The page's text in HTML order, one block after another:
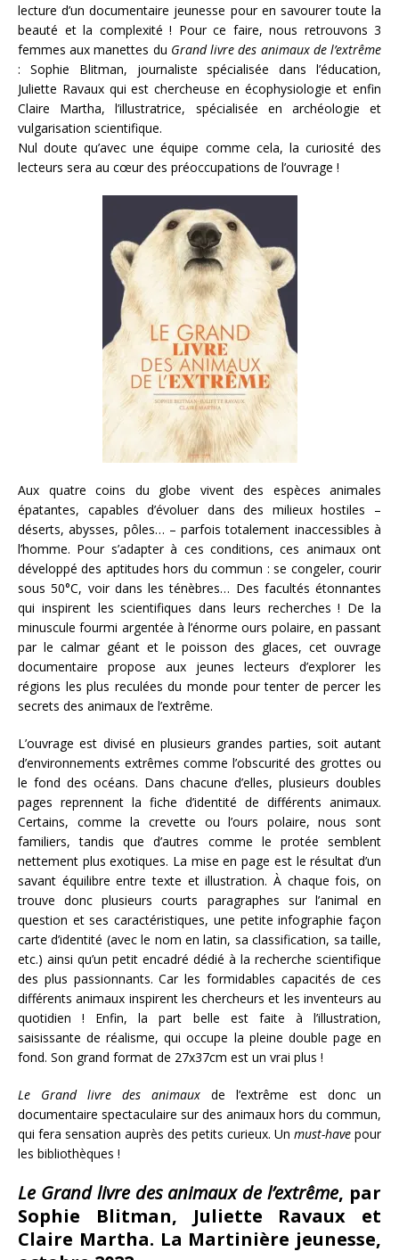
lecture d’un documentaire jeunesse pour en savourer toute la
beauté et la complexité ! Pour ce faire, nous retrouvons 3
femmes aux manettes du Grand livre des animaux de l’extrême
: Sophie Blitman, journaliste spécialisée dans l’éducation,
Juliette Ravaux qui est chercheuse en écophysiologie et enfin
Claire Martha, l’illustratrice, spécialisée en archéologie et
vulgarisation scientifique.
Nul doute qu’avec une équipe comme cela, la curiosité des
lecteurs sera au cœur des préoccupations de l’ouvrage !
Aux quatre coins du globe vivent des espèces animales
épatantes, capables d’évoluer dans des milieux hostiles –
déserts, abysses, pôles… – parfois totalement inaccessibles à
l’homme. Pour s’adapter à ces conditions, ces animaux ont
développé des aptitudes hors du commun : se congeler, courir
sous 50°C, voir dans les ténèbres… Des facultés étonnantes
qui inspirent les scientifiques dans leurs recherches ! De la
minuscule fourmi argentée à l’énorme ours polaire, en passant
par le calmar géant et le poisson des glaces, cet ouvrage
documentaire propose aux jeunes lecteurs d’explorer les
régions les plus reculées du monde pour tenter de percer les
secrets des animaux de l’extrême.
L’ouvrage est divisé en plusieurs grandes parties, soit autant
d’environnements extrêmes comme l’obscurité des grottes ou
le fond des océans. Dans chacune d’elles, plusieurs doubles
pages reprennent la fiche d’identité de différents animaux.
Certains, comme la crevette ou l’ours polaire, nous sont
familiers, tandis que d’autres comme le protée semblent
nettement plus exotiques. La mise en page est le résultat d’un
savant équilibre entre texte et illustration. À chaque fois, on
trouve donc plusieurs courts paragraphes sur l’animal en
question et ses caractéristiques, une petite infographie façon
carte d’identité (avec le nom en latin, sa classification, sa taille,
etc.) ainsi qu’un petit encadré dédié à la recherche scientifique
des plus passionnants. Car les formidables capacités de ces
différents animaux inspirent les chercheurs et les inventeurs au
quotidien ! Enfin, la part belle est faite à l’illustration,
saisissante de réalisme, qui occupe la pleine double page en
fond. Son grand format de 27x37cm est un vrai plus !
Le Grand livre des animaux de l’extrême est donc un
documentaire spectaculaire sur des animaux hors du commun,
qui fera sensation auprès des petits curieux. Un must-have pour
les bibliothèques !
Le Grand livre des animaux de l’extrême, par
Sophie Blitman, Juliette Ravaux et
Claire Martha. La Martinière jeunesse,